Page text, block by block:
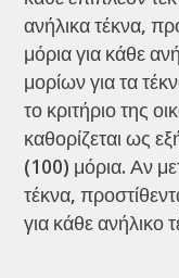
ανήλικα τέκνα,
μόρια για κάθε
μορίων για τα
το κριτήριο της
καθορίζεται ως
(100) μόρια. Αν
τέκνα,
για κάθε ανήλικο